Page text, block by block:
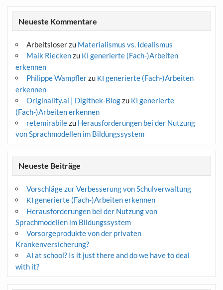
Neueste Kommentare
Arbeitsloserzu Materialismus vs. Idealismus
Maik Rieckenzu KI generierte (Fach-)Arbeiten
erkennen
Philippe Wampflerzu KI generierte (Fach-)Arbeiten
erkennen
Originality.ai | Digithek-Blogzu KI generierte
(Fach-)Arbeiten erkennen
retemirabilezu Herausforderungen bei der Nutzung
von Sprachmodellen im Bildungssystem
Neueste Beiträge
Vorschläge zur Verbesserung von Schulverwaltung
KI generierte (Fach-)Arbeiten erkennen
Herausforderungen bei der Nutzung von
Sprachmodellen im Bildungssystem
Vorsorgeprodukte von der privaten
Krankenversicherung?
AI at school? Is it just there and do we have to deal
with it?